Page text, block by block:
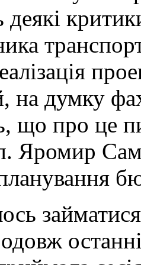
деякі
на думку
що про це
Яромир